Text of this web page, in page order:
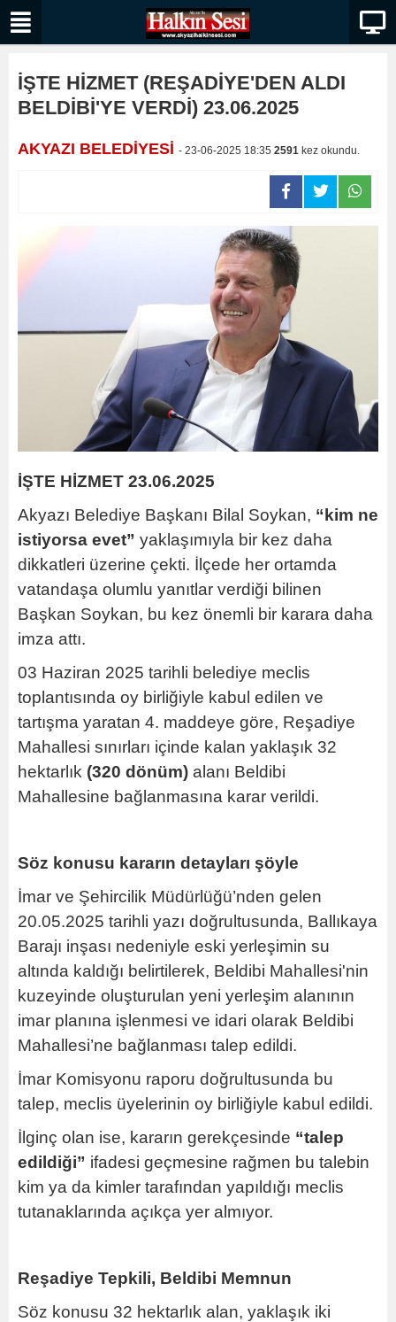
İŞTE HİZMET (REŞADİYE'DEN ALDI
BELDİBİ'YE VERDİ) 23.06.2025
AKYAZI BELEDİYESİ - 23-06-2025 18:35 2591 kez okundu.
İŞTE HİZMET 23.06.2025
Akyazı Belediye Başkanı Bilal Soykan, “kim ne
istiyorsa evet” yaklaşımıyla bir kez daha
dikkatleri üzerine çekti. İlçede her ortamda
vatandaşa olumlu yanıtlar verdiği bilinen
Başkan Soykan, bu kez önemli bir karara daha
imza attı.
03 Haziran 2025 tarihli belediye meclis
toplantısında oy birliğiyle kabul edilen ve
tartışma yaratan 4. maddeye göre, Reşadiye
Mahallesi sınırları içinde kalan yaklaşık 32
hektarlık (320 dönüm) alanı Beldibi
Mahallesine bağlanmasına karar verildi.
Söz konusu kararın detayları şöyle
İmar ve Şehircilik Müdürlüğü’nden gelen
20.05.2025 tarihli yazı doğrultusunda, Ballıkaya
Barajı inşası nedeniyle eski yerleşimin su
altında kaldığı belirtilerek, Beldibi Mahallesi'nin
kuzeyinde oluşturulan yeni yerleşim alanının
imar planına işlenmesi ve idari olarak Beldibi
Mahallesi’ne bağlanması talep edildi.
İmar Komisyonu raporu doğrultusunda bu
talep, meclis üyelerinin oy birliğiyle kabul edildi.
İlginç olan ise, kararın gerekçesinde “talep
edildiği” ifadesi geçmesine rağmen bu talebin
kim ya da kimler tarafından yapıldığı meclis
tutanaklarında açıkça yer almıyor.
Reşadiye Tepkili, Beldibi Memnun
Söz konusu 32 hektarlık alan, yaklaşık iki